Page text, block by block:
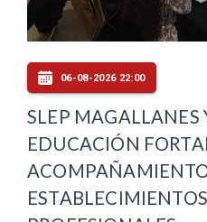
06-08-2026 22:00
SLEP MAGALLANES
EDUCACIÓN